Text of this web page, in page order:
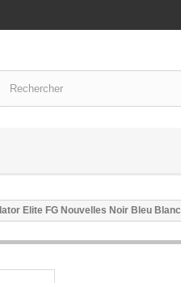
Elite FG Nouvelles Noir Bleu Blanc